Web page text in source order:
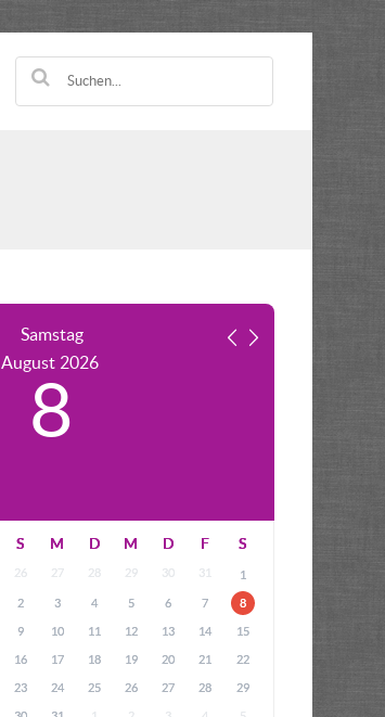
Samstag
August 2026
8
S M D M D F S
26 27 28 29 30 31 1
2 3 4 5 6 7 8
9 10 11 12 13 14 15
16 17 18 19 20 21 22
23 24 25 26 27 28 29